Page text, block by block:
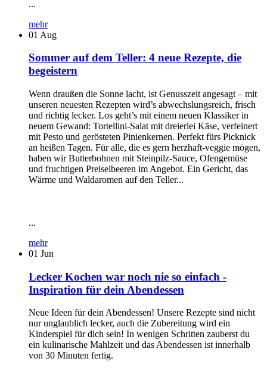
...
mehr
01 Aug
Sommer auf dem Teller: 4 neue Rezepte, die
begeistern
Wenn draußen die Sonne lacht, ist Genusszeit angesagt – mit
unseren neuesten Rezepten wird’s abwechslungsreich, frisch
und richtig lecker. Los geht’s mit einem neuen Klassiker in
neuem Gewand: Tortellini-Salat mit dreierlei Käse, verfeinert
mit Pesto und gerösteten Pinienkernen. Perfekt fürs Picknick
an heißen Tagen. Für alle, die es gern herzhaft-veggie mögen,
haben wir Butterbohnen mit Steinpilz-Sauce, Ofengemüse
und fruchtigen Preiselbeeren im Angebot. Ein Gericht, das
Wärme und Waldaromen auf den Teller...
...
mehr
01 Jun
Lecker Kochen war noch nie so einfach -
Inspiration für dein Abendessen
Neue Ideen für dein Abendessen! Unsere Rezepte sind nicht
nur unglaublich lecker, auch die Zubereitung wird ein
Kinderspiel für dich sein! In wenigen Schritten zauberst du
ein kulinarische Mahlzeit und das Abendessen ist innerhalb
von 30 Minuten fertig.